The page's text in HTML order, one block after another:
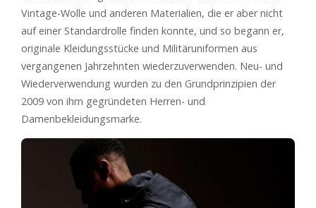
Vintage-Wolle und anderen Materialien, die er aber nicht
auf einer Standardrolle finden konnte, und so begann er,
originale Kleidungsstücke und Militäruniformen aus
vergangenen Jahrzehnten wiederzuverwenden. Neu- und
Wiederverwendung wurden zu den Grundprinzipien der
2009 von ihm gegründeten Herren- und
Damenbekleidungsmarke.